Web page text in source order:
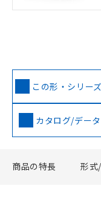
この形・シリー
カタログ/デー
商品の特長 形式